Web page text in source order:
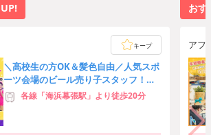
キープ
＼高校生の方OK＆髪色自由／人気スポ
ーツ会場のビール売り子スタッフ！友
達応募歓迎★時給3,000円可
各線「海浜幕張駅」より徒歩20分
おす
アフ